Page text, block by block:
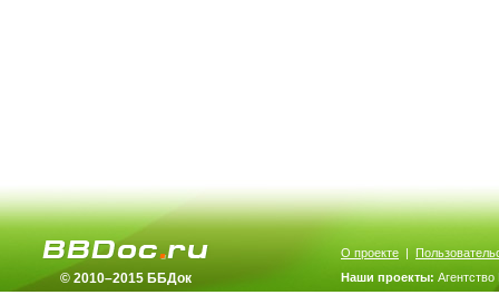
© 2010–2015 ББДок
О проекте |
Наши проекты: